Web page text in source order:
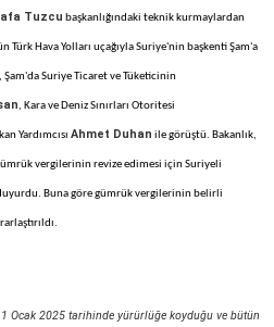
Tuzcu başkanlığındaki teknik kurmaylardan
Hava Yolları uçağıyla Suriye'nin başkenti Şam'a
Suriye Ticaret ve Tüketicinin
, Kara ve Deniz Sınırları Otoritesi
Yardımcısı Ahmet Duhan ile görüştü. Bakanlık,
vergilerinin revize edimesi için Suriyeli
Buna göre gümrük vergilerinin belirli
Ocak 2025 tarihinde yürürlüğe koyduğu ve bütün